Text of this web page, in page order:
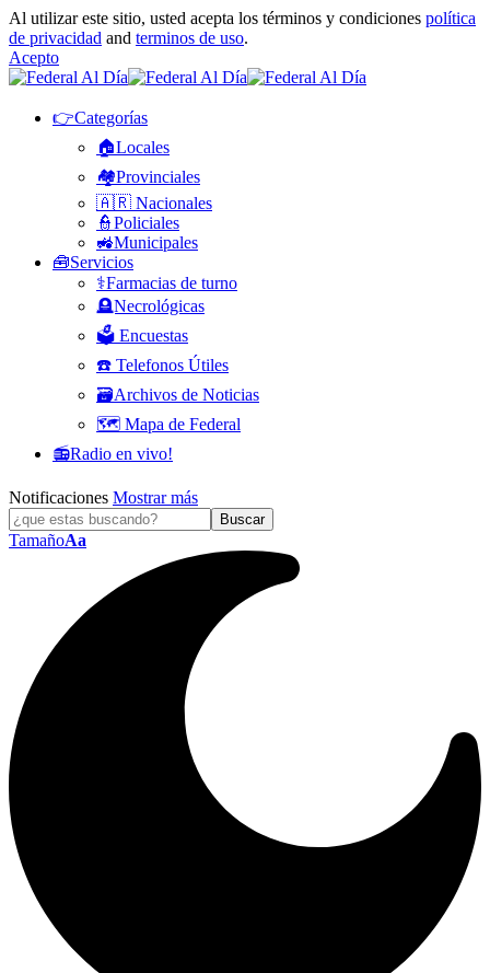
Al utilizar este sitio, usted acepta los términos y condiciones política
de privacidad and terminos de uso.
Acepto
👉Categorías
🏠Locales
🏘️Provinciales
🇦🇷 Nacionales
👮Policiales
🚜Municipales
🧰Servicios
⚕️Farmacias de turno
🪦Necrológicas
🗳️ Encuestas
☎️ Telefonos Útiles
🗃️Archivos de Noticias
🗺️ Mapa de Federal
📻Radio en vivo!
Notificaciones Mostrar más
TamañoAa